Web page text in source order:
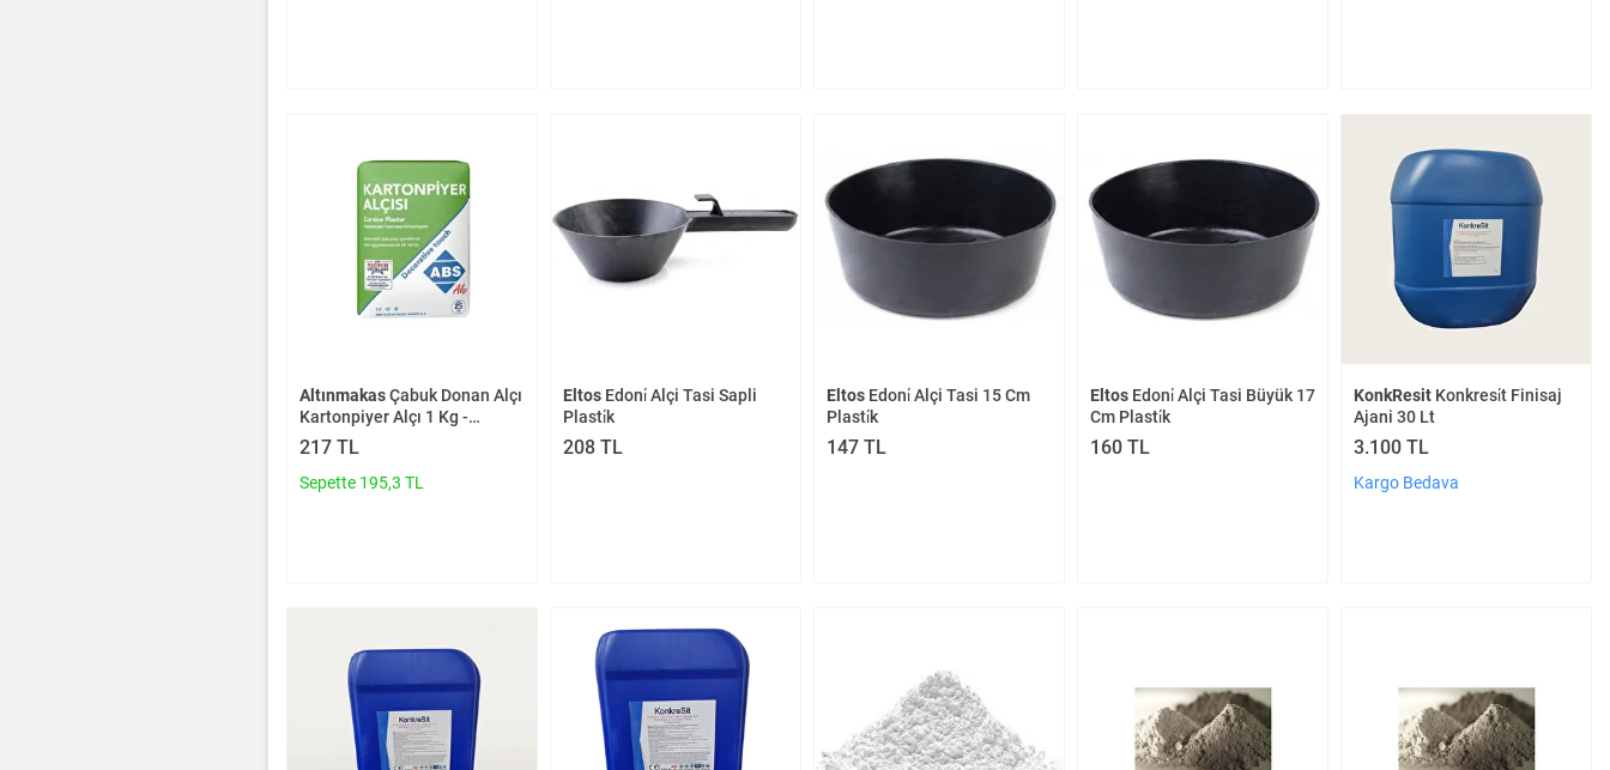
AltınmakasÇabuk Donan Alçı
Kartonpiyer Alçı 1 Kg -
Pürüzsüz Yüzey
217 TL
Sepette 195,3 TL
EltosEdoni̇ Alçi Tasi Sapli
Plasti̇k
208 TL
EltosEdoni̇ Alçi Tasi 15 Cm
Plasti̇k
147 TL
EltosEdoni̇ Alçi Tasi Büyük 17
Cm Plasti̇k
160 TL
KonkResitKonkresi̇t Finisaj
Ajani 30 Lt
3.100 TL
Kargo Bedava